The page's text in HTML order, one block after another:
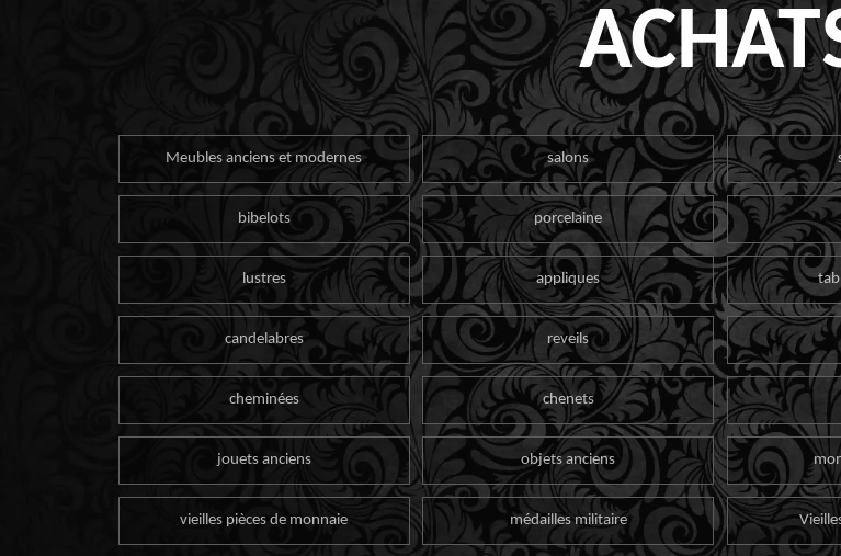
Meubles anciens et modernes salons
bibelots porcelaine
lustres appliques
candelabres reveils
cheminées chenets
jouets anciens objets anciens
vieilles pièces de monnaie médailles militaire